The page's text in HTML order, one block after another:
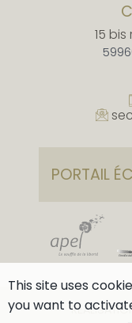
15
PORTAIL
This site uses
you want to